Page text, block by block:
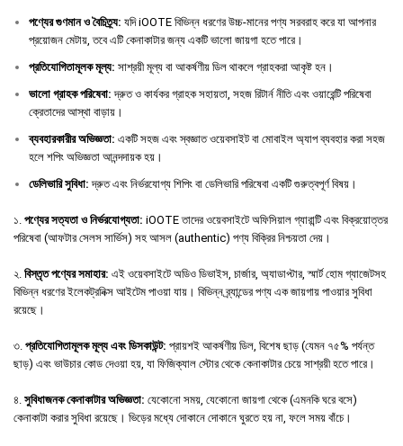
পণ্যের গুণমান ও বৈচিত্র্য: যদি iOOTE বিভিন্ন ধরণের উচ্চ-মানের পণ্য সরবরাহ করে যা আপনার
প্রয়োজন মেটায়, তবে এটি কেনাকাটার জন্য একটি ভালো জায়গা হতে পারে।
প্রতিযোগিতামূলক মূল্য: সাশ্রয়ী মূল্য বা আকর্ষণীয় ডিল থাকলে গ্রাহকরা আকৃষ্ট হন।
ভালো গ্রাহক পরিষেবা: দ্রুত ও কার্যকর গ্রাহক সহায়তা, সহজ রিটার্ন নীতি এবং ওয়ারেন্টি পরিষেবা
ক্রেতাদের আস্থা বাড়ায়।
ব্যবহারকারীর অভিজ্ঞতা: একটি সহজ এবং স্বজ্ঞাত ওয়েবসাইট বা মোবাইল অ্যাপ ব্যবহার করা সহজ
হলে শপিং অভিজ্ঞতা আনন্দদায়ক হয়।
ডেলিভারি সুবিধা: দ্রুত এবং নির্ভরযোগ্য শিপিং বা ডেলিভারি পরিষেবা একটি গুরুত্বপূর্ণ বিষয়।
১. পণ্যের সত্যতা ও নির্ভরযোগ্যতা: iOOTE তাদের ওয়েবসাইটে অফিসিয়াল গ্যারান্টি এবং বিক্রয়োত্তর
পরিষেবা (আফটার সেলস সার্ভিস) সহ আসল (authentic) পণ্য বিক্রির নিশ্চয়তা দেয়।
২. বিস্তৃত পণ্যের সমাহার: এই ওয়েবসাইটে অডিও ডিভাইস, চার্জার, অ্যাডাপ্টার, স্মার্ট হোম গ্যাজেটসহ
বিভিন্ন ধরণের ইলেকট্রনিক্স আইটেম পাওয়া যায়। বিভিন্ন ব্র্যান্ডের পণ্য এক জায়গায় পাওয়ার সুবিধা
রয়েছে।
৩. প্রতিযোগিতামূলক মূল্য এবং ডিসকাউন্ট: প্রায়শই আকর্ষণীয় ডিল, বিশেষ ছাড় (যেমন ৭৫% পর্যন্ত
ছাড়) এবং ভাউচার কোড দেওয়া হয়, যা ফিজিক্যাল স্টোর থেকে কেনাকাটার চেয়ে সাশ্রয়ী হতে পারে।
৪. সুবিধাজনক কেনাকাটার অভিজ্ঞতা: যেকোনো সময়, যেকোনো জায়গা থেকে (এমনকি ঘরে বসে)
কেনাকাটা করার সুবিধা রয়েছে। ভিড়ের মধ্যে দোকানে দোকানে ঘুরতে হয় না, ফলে সময় বাঁচে।